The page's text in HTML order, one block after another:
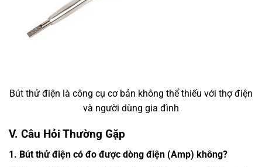
Bút thử điện là công cụ cơ bản không thể thiếu với thợ điện
và người dùng gia đình
V. Câu Hỏi Thường Gặp
1. Bút thử điện có đo được dòng điện (Amp) không?